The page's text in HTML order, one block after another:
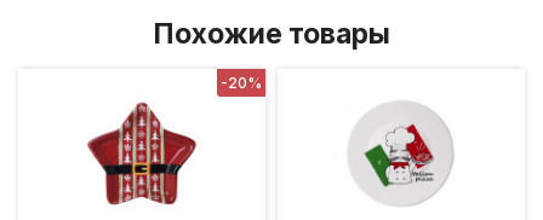
Похожие товары
-20%